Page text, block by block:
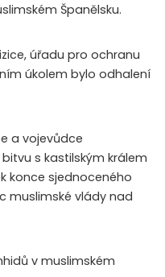
Španělsku.
úřadu pro ochranu
úkolem bylo odhalení
a vojevůdce
s kastilským králem
konce sjednoceného
muslimské vlády nad
v muslimském